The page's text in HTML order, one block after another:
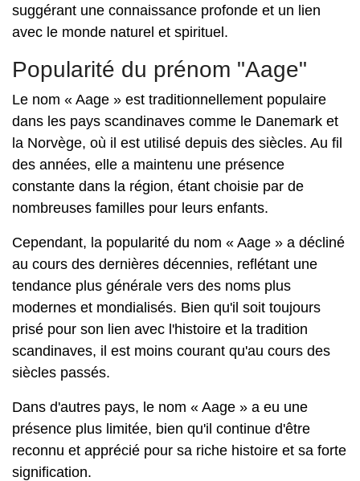
suggérant une connaissance profonde et un lien
avec le monde naturel et spirituel.
Popularité du prénom "Aage"
Le nom « Aage » est traditionnellement populaire
dans les pays scandinaves comme le Danemark et
la Norvège, où il est utilisé depuis des siècles. Au fil
des années, elle a maintenu une présence
constante dans la région, étant choisie par de
nombreuses familles pour leurs enfants.
Cependant, la popularité du nom « Aage » a décliné
au cours des dernières décennies, reflétant une
tendance plus générale vers des noms plus
modernes et mondialisés. Bien qu'il soit toujours
prisé pour son lien avec l'histoire et la tradition
scandinaves, il est moins courant qu'au cours des
siècles passés.
Dans d'autres pays, le nom « Aage » a eu une
présence plus limitée, bien qu'il continue d'être
reconnu et apprécié pour sa riche histoire et sa forte
signification.